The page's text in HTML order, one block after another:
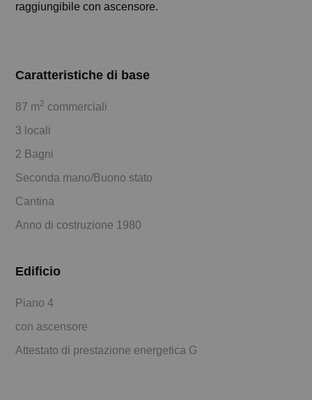
raggiungibile con ascensore.
Caratteristiche di base
87 m2 commerciali
3 locali
2 Bagni
Seconda mano/Buono stato
Cantina
Anno di costruzione 1980
Edificio
Piano 4
con ascensore
Attestato di prestazione energetica G